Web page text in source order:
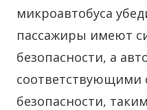
микроавтобуса
пассажиры имеют
безопасности, а
соответствующими
безопасности,